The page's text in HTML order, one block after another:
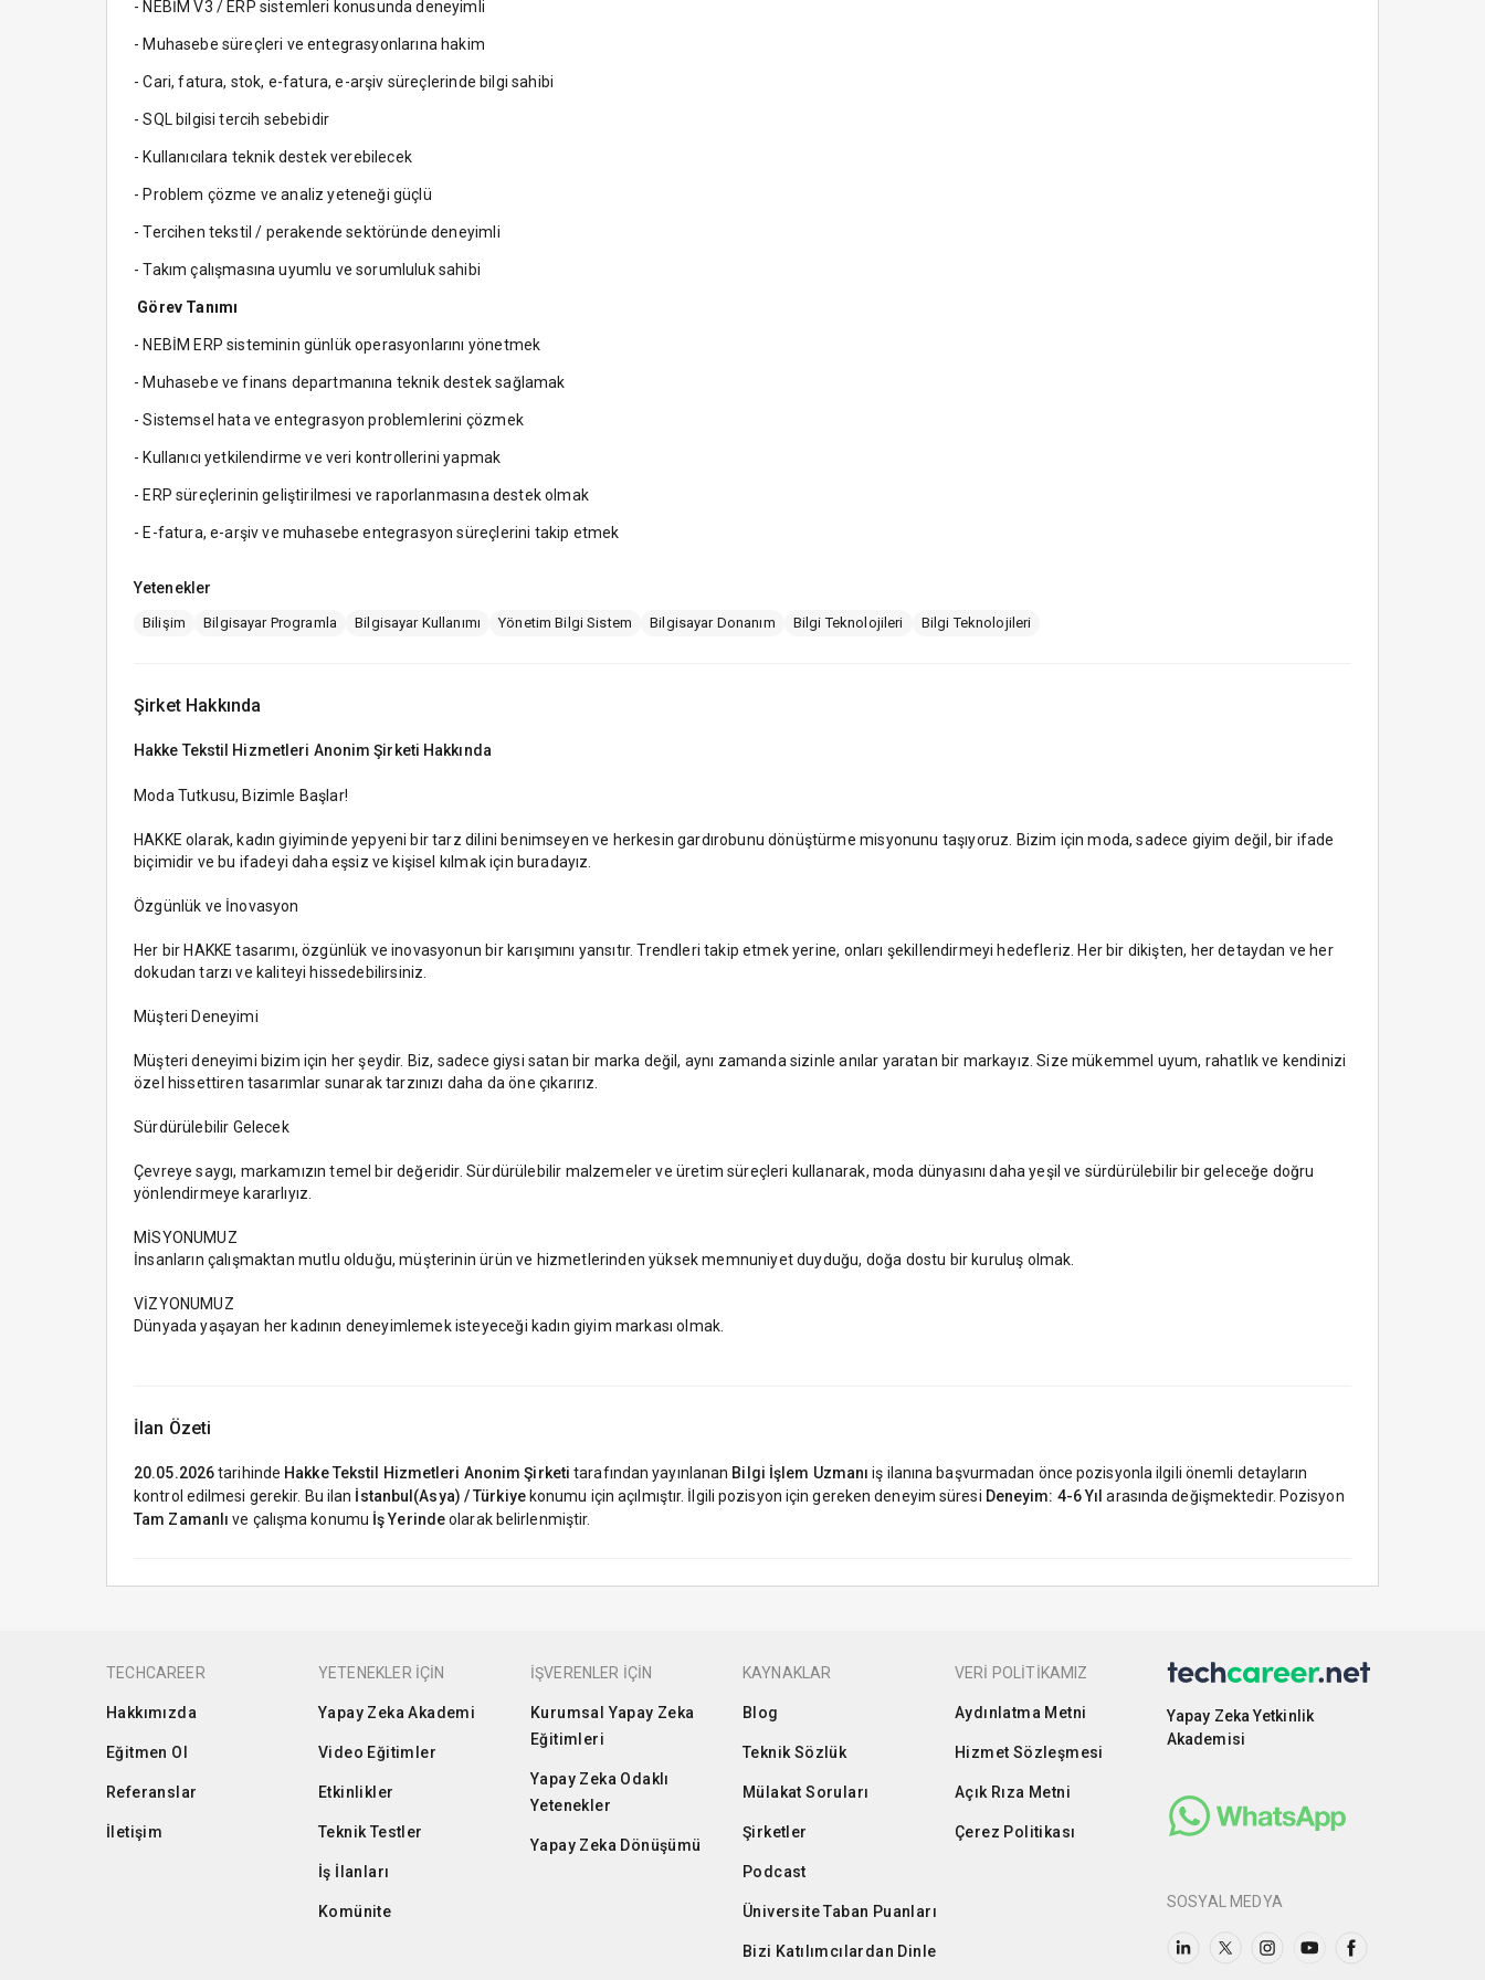
- NEBİM V3 / ERP sistemleri konusunda deneyimli
- Muhasebe süreçleri ve entegrasyonlarına hakim
- Cari, fatura, stok, e-fatura, e-arşiv süreçlerinde bilgi sahibi
- SQL bilgisi tercih sebebidir
- Kullanıcılara teknik destek verebilecek
- Problem çözme ve analiz yeteneği güçlü
- Tercihen tekstil / perakende sektöründe deneyimli
- Takım çalışmasına uyumlu ve sorumluluk sahibi
Görev Tanımı
- NEBİM ERP sisteminin günlük operasyonlarını yönetmek
- Muhasebe ve finans departmanına teknik destek sağlamak
- Sistemsel hata ve entegrasyon problemlerini çözmek
- Kullanıcı yetkilendirme ve veri kontrollerini yapmak
- ERP süreçlerinin geliştirilmesi ve raporlanmasına destek olmak
- E-fatura, e-arşiv ve muhasebe entegrasyon süreçlerini takip etmek
Yetenekler
Bilişim Bilgisayar Programla Bilgisayar Kullanımı Yönetim Bilgi Sistem Bilgisayar Donanım Bilgi Teknolojileri Bilgi Teknolojileri
Şirket Hakkında
Hakke Tekstil Hizmetleri Anonim Şirketi Hakkında
Moda Tutkusu, Bizimle Başlar!
HAKKE olarak, kadın giyiminde yepyeni bir tarz dilini benimseyen ve herkesin gardırobunu dönüştürme misyonunu taşıyoruz. Bizim için moda, sadece giyim değil, bir ifade
biçimidir ve bu ifadeyi daha eşsiz ve kişisel kılmak için buradayız.
Özgünlük ve İnovasyon
Her bir HAKKE tasarımı, özgünlük ve inovasyonun bir karışımını yansıtır. Trendleri takip etmek yerine, onları şekillendirmeyi hedefleriz. Her bir dikişten, her detaydan ve her
dokudan tarzı ve kaliteyi hissedebilirsiniz.
Müşteri Deneyimi
Müşteri deneyimi bizim için her şeydir. Biz, sadece giysi satan bir marka değil, aynı zamanda sizinle anılar yaratan bir markayız. Size mükemmel uyum, rahatlık ve kendinizi
özel hissettiren tasarımlar sunarak tarzınızı daha da öne çıkarırız.
Sürdürülebilir Gelecek
Çevreye saygı, markamızın temel bir değeridir. Sürdürülebilir malzemeler ve üretim süreçleri kullanarak, moda dünyasını daha yeşil ve sürdürülebilir bir geleceğe doğru
yönlendirmeye kararlıyız.
MİSYONUMUZ
İnsanların çalışmaktan mutlu olduğu, müşterinin ürün ve hizmetlerinden yüksek memnuniyet duyduğu, doğa dostu bir kuruluş olmak.
VİZYONUMUZ
Dünyada yaşayan her kadının deneyimlemek isteyeceği kadın giyim markası olmak.
İlan Özeti
20.05.2026tarihinde Hakke Tekstil Hizmetleri Anonim Şirketi tarafından yayınlanan Bilgi İşlem Uzmanı iş ilanına başvurmadan önce pozisyonla ilgili önemli detayların
kontrol edilmesi gerekir. Bu ilan İstanbul(Asya) / Türkiyekonumu için açılmıştır. İlgili pozisyon için gereken deneyim süresi Deneyim: 4-6 Yıl arasında değişmektedir. Pozisyon
Tam Zamanlı ve çalışma konumu İş Yerindeolarak belirlenmiştir.
TECHCAREER
Hakkımızda
Eğitmen Ol
Referanslar
İletişim
YETENEKLER İÇİN
Yapay Zeka Akademi
Video Eğitimler
Etkinlikler
Teknik Testler
İş İlanları
Komünite
İŞVERENLER İÇİN
Kurumsal Yapay Zeka
Eğitimleri
Yapay Zeka Odaklı
Yetenekler
Yapay Zeka Dönüşümü
KAYNAKLAR
Blog
Teknik Sözlük
Mülakat Soruları
Şirketler
Podcast
Üniversite Taban Puanları
Bizi Katılımcılardan Dinle
VERİ POLİTİKAMIZ
Aydınlatma Metni
Hizmet Sözleşmesi
Açık Rıza Metni
Çerez Politikası
Yapay Zeka Yetkinlik
Akademisi
SOSYAL MEDYA